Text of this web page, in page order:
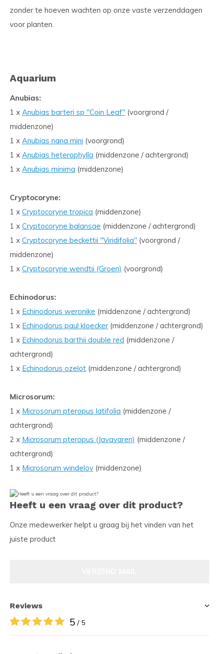
zonder te hoeven wachten op onze vaste verzenddagen
voor planten.
Aquarium
Anubias:
1 x Anubias barteri sp ''Coin Leaf'' (voorgrond /
middenzone)
1 x Anubias nana mini (voorgrond)
1 x Anubias heterophylla (middenzone / achtergrond)
1 x Anubias minima (middenzone)
Cryptocoryne:
1 x Cryptocoryne tropica (middenzone)
1 x Cryptocoryne balansae (middenzone / achtergrond)
1 x Cryptocoryne beckettii ''Viridifolia'' (voorgrond /
middenzone)
1 x Cryptocoryne wendtii (Groen) (voorgrond)
Echinodorus:
1 x Echinodorus weronike (middenzone / achtergrond)
1 x Echinodorus paul kloecker (middenzone / achtergrond)
1 x Echinodorus barthii double red (middenzone /
achtergrond)
1 x Echinodorus ozelot (middenzone / achtergrond)
Microsorum:
1 x Microsorum pteropus latifolia (middenzone /
achtergrond)
2 x Microsorum pteropus (Javavaren) (middenzone /
achtergrond)
1 x Microsorum windelov (middenzone)
Heeft u een vraag over dit product?
Onze medewerker helpt u graag bij het vinden van het
juiste product
Reviews
5 / 5